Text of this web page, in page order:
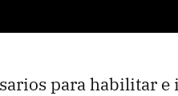
para habilitar